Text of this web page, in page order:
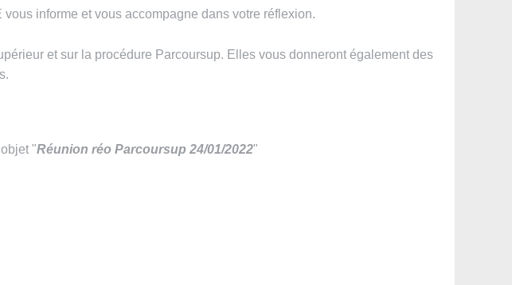
vous informe et vous accompagne dans votre réflexion.
et sur la procédure Parcoursup. Elles vous donneront également des
"Réunion réo Parcoursup 24/01/2022"